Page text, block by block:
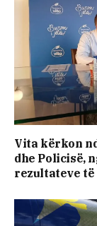
Vita kërkon
dhe Policisë,
rezultateve të